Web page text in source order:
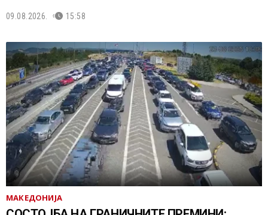
09.08.2026. 15:58
МАКЕДОНИЈА